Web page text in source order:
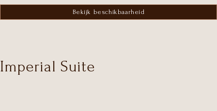
Bekijk beschikbaarheid
Imperial Suite